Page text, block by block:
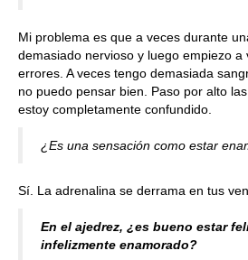
Mi problema es que a veces durante
demasiado nervioso y luego empiezo a
errores. A veces tengo demasiada
no puedo pensar bien. Paso por alto
estoy completamente confundido.
¿Es una sensación como estar
Sí. La adrenalina se derrama en tus
En el ajedrez, ¿es bueno estar
infelizmente enamorado?